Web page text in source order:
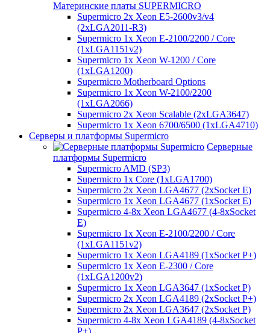
Материнские платы SUPERMICRO
Supermicro 2x Xeon E5-2600v3/v4
(2xLGA2011-R3)
Supermicro 1x Xeon E-2100/2200 / Core
(1xLGA1151v2)
Supermicro 1x Xeon W-1200 / Core
(1xLGA1200)
Supermicro Motherboard Options
Supermicro 1x Xeon W-2100/2200
(1xLGA2066)
Supermicro 2x Xeon Scalable (2xLGA3647)
Supermicro 1x Xeon 6700/6500 (1xLGA4710)
Серверы и платформы Supermicro
Серверные
платформы Supermicro
Supermicro AMD (SP3)
Supermicro 1x Core (1xLGA1700)
Supermicro 2x Xeon LGA4677 (2xSocket E)
Supermicro 1x Xeon LGA4677 (1xSocket E)
Supermicro 4-8x Xeon LGA4677 (4-8xSocket
E)
Supermicro 1x Xeon E-2100/2200 / Core
(1xLGA1151v2)
Supermicro 1x Xeon LGA4189 (1xSocket P+)
Supermicro 1x Xeon E-2300 / Core
(1xLGA1200v2)
Supermicro 1x Xeon LGA3647 (1xSocket P)
Supermicro 2x Xeon LGA4189 (2xSocket P+)
Supermicro 2x Xeon LGA3647 (2xSocket P)
Supermicro 4-8x Xeon LGA4189 (4-8xSocket
P+)